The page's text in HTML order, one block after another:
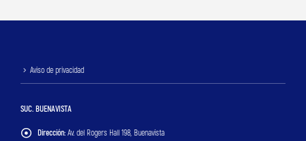
Aviso de privacidad
SUC. BUENAVISTA
Dirección: Av. del Rogers Hall 198, Buenavista